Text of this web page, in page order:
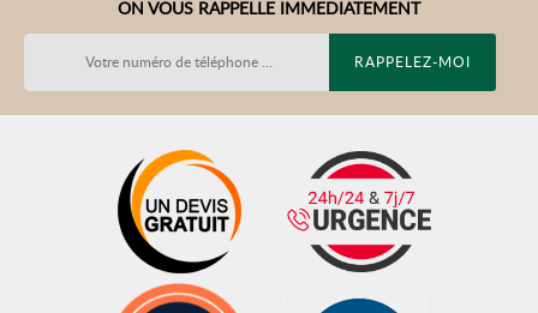
ON VOUS RAPPELLE IMMEDIATEMENT